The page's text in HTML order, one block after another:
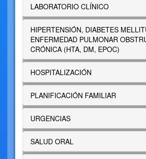
LABORATORIO CLÍNICO
HIPERTENSIÓN, DIABETES
ENFERMEDAD PULMONAR
CRÓNICA (HTA, DM, EPOC)
HOSPITALIZACIÓN
PLANIFICACIÓN FAMILIAR
URGENCIAS
SALUD ORAL